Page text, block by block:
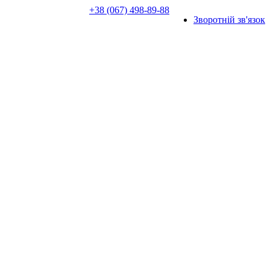
+38 (067) 498-89-88
Зворотній зв'язок